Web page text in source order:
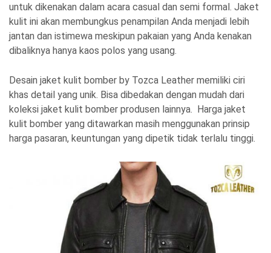
untuk dikenakan dalam acara casual dan semi formal. Jaket
kulit ini akan membungkus penampilan Anda menjadi lebih
jantan dan istimewa meskipun pakaian yang Anda kenakan
dibaliknya hanya kaos polos yang usang.
Desain jaket kulit bomber by Tozca Leather memiliki ciri
khas detail yang unik. Bisa dibedakan dengan mudah dari
koleksi jaket kulit bomber produsen lainnya. Harga jaket
kulit bomber yang ditawarkan masih menggunakan prinsip
harga pasaran, keuntungan yang dipetik tidak terlalu tinggi.